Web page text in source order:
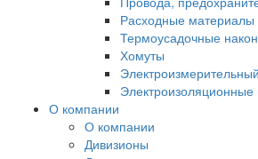
Расходные материалы
Термоусадочные
Хомуты
О компании
О компании
Дивизионы